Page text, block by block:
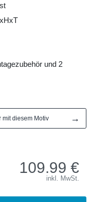
und 2
mit diesem Motiv →
109.99 €
inkl. MwSt.